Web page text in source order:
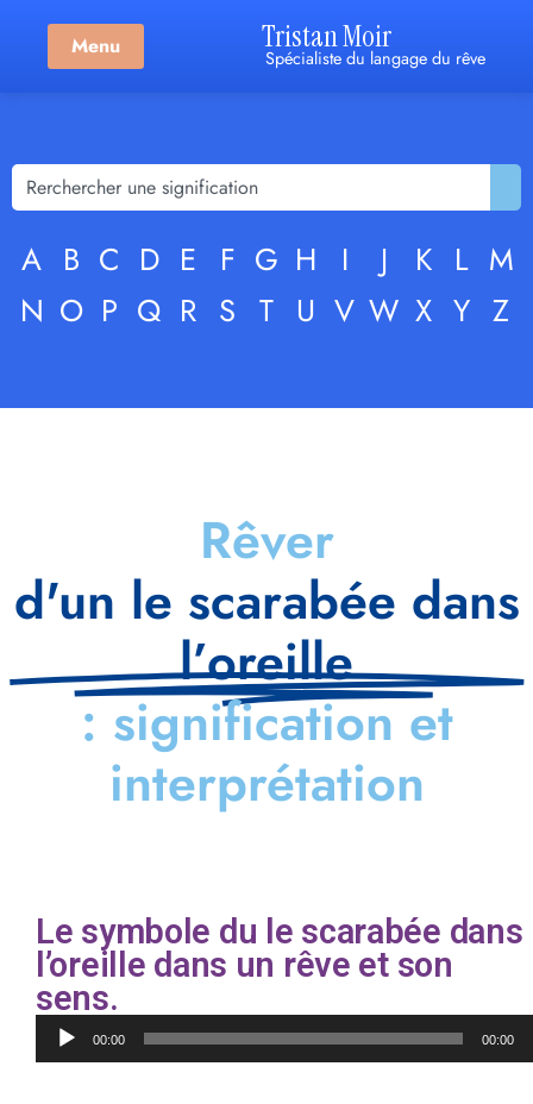
Menu Tristan Moir
Spécialiste du langage du rêve
A B C D E F G H I J K L M
N O P Q R S T U V W X Y Z
Rêver
d'un le scarabée dans
l’oreille
: signification et
interprétation
Le symbole du le scarabée dans
l’oreille dans un rêve et son
sens.
Lecteur
audio00:00 00:00